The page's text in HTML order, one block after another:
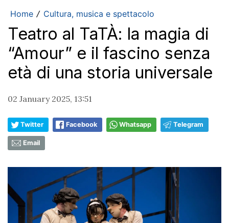
Home / Cultura, musica e spettacolo
Teatro al TaTÀ: la magia di
“Amour” e il fascino senza
età di una storia universale
02 January 2025, 13:51
Twitter Facebook Whatsapp Telegram
Email